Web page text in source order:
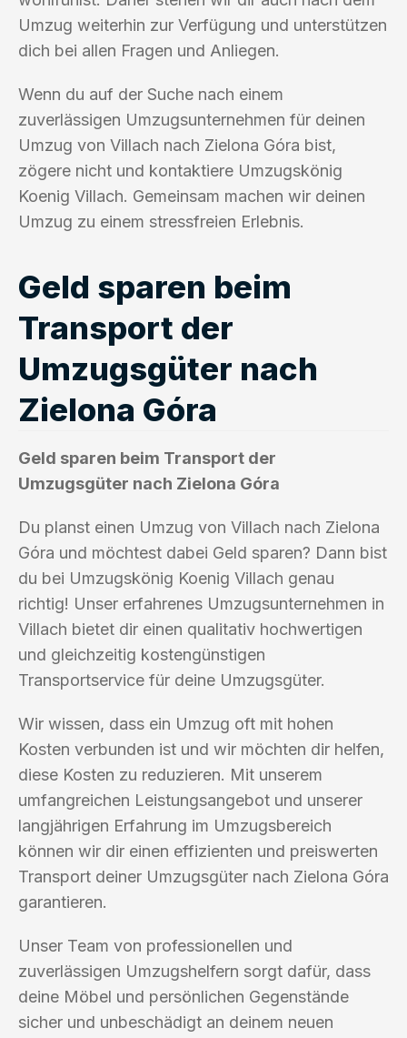
Umzug weiterhin zur Verfügung und unterstützen
dich bei allen Fragen und Anliegen.
Wenn du auf der Suche nach einem
zuverlässigen Umzugsunternehmen für deinen
Umzug von Villach nach Zielona Góra bist,
zögere nicht und kontaktiere Umzugskönig
Koenig Villach. Gemeinsam machen wir deinen
Umzug zu einem stressfreien Erlebnis.
Geld sparen beim
Transport der
Umzugsgüter nach
Zielona Góra
Geld sparen beim Transport der
Umzugsgüter nach Zielona Góra
Du planst einen Umzug von Villach nach Zielona
Góra und möchtest dabei Geld sparen? Dann bist
du bei Umzugskönig Koenig Villach genau
richtig! Unser erfahrenes Umzugsunternehmen in
Villach bietet dir einen qualitativ hochwertigen
und gleichzeitig kostengünstigen
Transportservice für deine Umzugsgüter.
Wir wissen, dass ein Umzug oft mit hohen
Kosten verbunden ist und wir möchten dir helfen,
diese Kosten zu reduzieren. Mit unserem
umfangreichen Leistungsangebot und unserer
langjährigen Erfahrung im Umzugsbereich
können wir dir einen effizienten und preiswerten
Transport deiner Umzugsgüter nach Zielona Góra
garantieren.
Unser Team von professionellen und
zuverlässigen Umzugshelfern sorgt dafür, dass
deine Möbel und persönlichen Gegenstände
sicher und unbeschädigt an deinem neuen